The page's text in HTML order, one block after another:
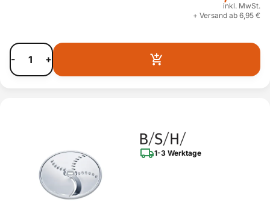
inkl. MwSt.
+ Versand ab 6,95 €
- +
1-3 Werktage